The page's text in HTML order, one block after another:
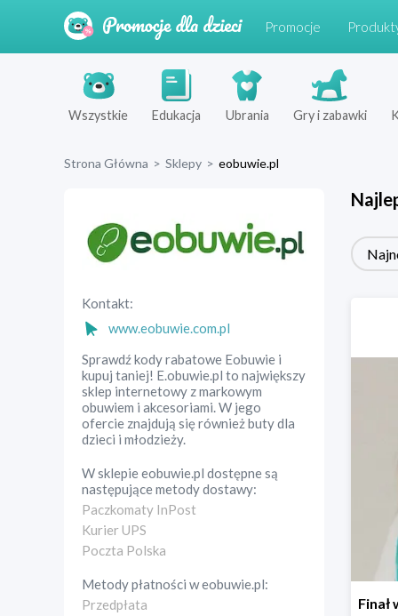
Promocje
Wszystkie Edukacja Ubrania Gry i zabawki
Strona Główna > Sklepy > eobuwie.pl
Kontakt:
www.eobuwie.com.pl
Sprawdź kody rabatowe Eobuwie i
kupuj taniej! E.obuwie.pl to największy
sklep internetowy z markowym
obuwiem i akcesoriami. W jego
ofercie znajdują się również buty dla
dzieci i młodzieży.
W sklepieeobuwie.pl dostępne są
następujące metody dostawy:
Paczkomaty InPost
Kurier UPS
Poczta Polska
Metody płatności weobuwie.pl:
Przedpłata